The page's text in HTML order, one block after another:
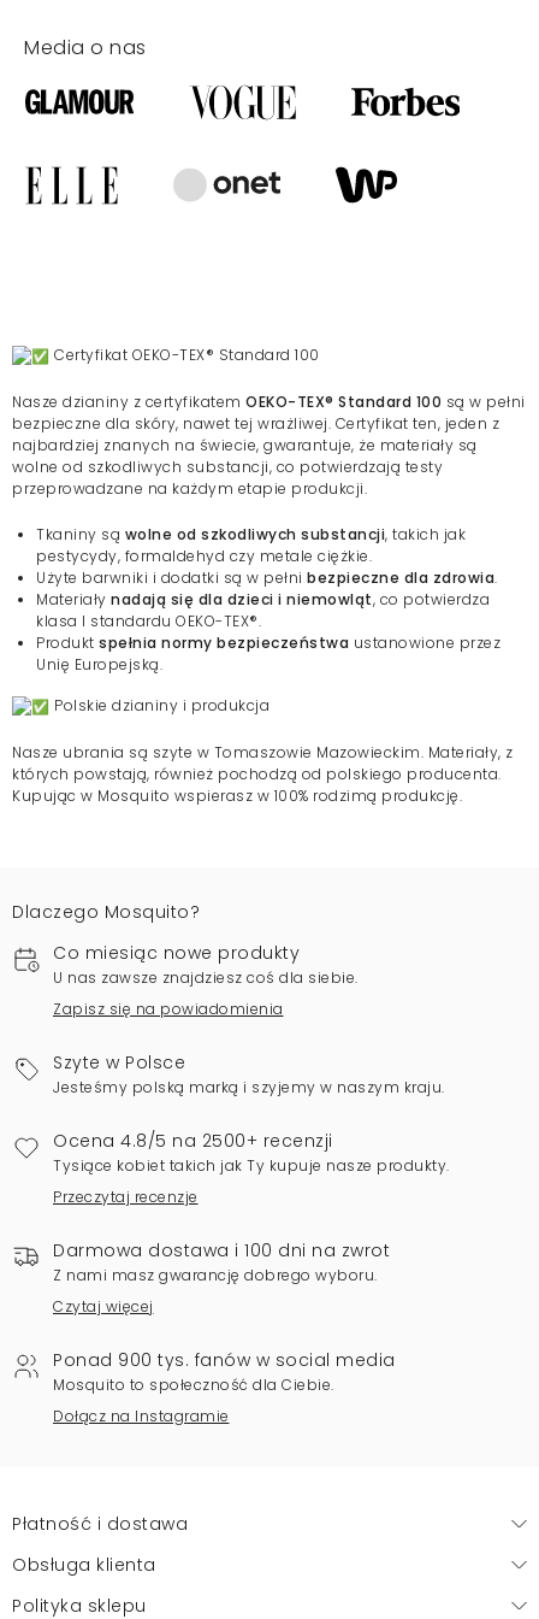
Media o nas
Certyfikat OEKO-TEX® Standard 100
Nasze dzianiny z certyfikatem OEKO-TEX® Standard 100 są w pełni
bezpieczne dla skóry, nawet tej wrażliwej. Certyfikat ten, jeden z
najbardziej znanych na świecie, gwarantuje, że materiały są
wolne od szkodliwych substancji, co potwierdzają testy
przeprowadzane na każdym etapie produkcji.
Tkaniny są wolne od szkodliwych substancji, takich jak
pestycydy, formaldehyd czy metale ciężkie.
Użyte barwniki i dodatki są w pełni bezpieczne dla zdrowia.
Materiały nadają się dla dzieci i niemowląt, co potwierdza
klasa I standardu OEKO-TEX®.
Produkt spełnia normy bezpieczeństwa ustanowione przez
Unię Europejską.
Polskie dzianiny i produkcja
Nasze ubrania są szyte w Tomaszowie Mazowieckim. Materiały, z
których powstają, również pochodzą od polskiego producenta.
Kupując w Mosquito wspierasz w 100% rodzimą produkcję.
Dlaczego Mosquito?
Co miesiąc nowe produkty
U nas zawsze znajdziesz coś dla siebie.
Zapisz się na powiadomienia
Szyte w Polsce
Jesteśmy polską marką i szyjemy w naszym kraju.
Ocena 4.8/5 na 2500+ recenzji
Tysiące kobiet takich jak Ty kupuje nasze produkty.
Przeczytaj recenzje
Darmowa dostawa i 100 dni na zwrot
Z nami masz gwarancję dobrego wyboru.
Czytaj więcej
Ponad 900 tys. fanów w social media
Mosquito to społeczność dla Ciebie.
Dołącz na Instagramie
Płatność i dostawa
Obsługa klienta
Polityka sklepu